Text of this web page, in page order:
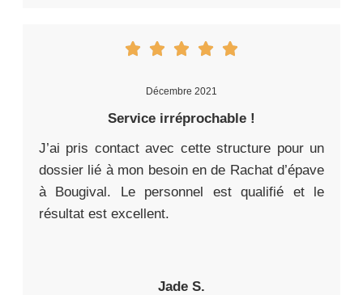
Décembre 2021
Service irréprochable !
J’ai pris contact avec cette structure pour un
dossier lié à mon besoin en de Rachat d’épave
à Bougival. Le personnel est qualifié et le
résultat est excellent.
Jade S.